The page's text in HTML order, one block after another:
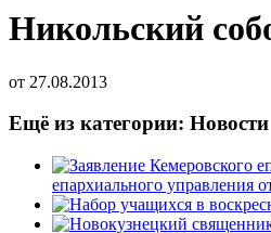
Никольский
от 27.08.2013
Ещё из категории: Новости
епархиального управления